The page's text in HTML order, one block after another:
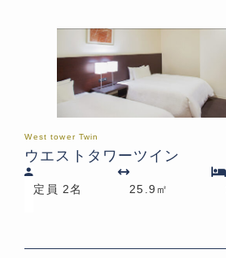
West tower Twin
ウエストタワーツイン
定員 2名 25.9㎡